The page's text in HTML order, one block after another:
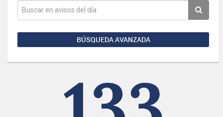
BÚSQUEDA AVANZADA